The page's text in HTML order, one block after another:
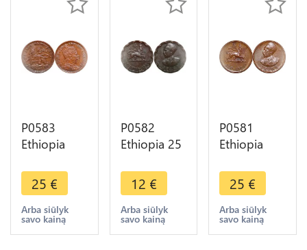
P0583
Ethiopia
Menelik II
1889 1897
AU ->Make
offer
25 €
Arba siūlyk
savo kainą
P0582
Ethiopia 25
Hailé
Selassié I
1936 1944
->Make
12 €
Arba siūlyk
savo kainą
P0581
Ethiopia
Hailé
Selassié I
1936 1944
UNC -
25 €
Arba siūlyk
savo kainą